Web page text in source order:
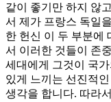
같이 좋기만 하지 않
서 제가 프랑스 독일
한 헌신 이 두 부분에
서 이러한 것들이 존
세대에게 그것이 국
있게 느끼는 선진적
생각을 합니다. 따라